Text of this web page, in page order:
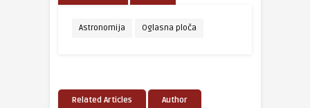
Astronomija Oglasna ploča
Related Articles Author